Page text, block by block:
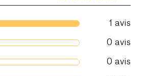
1 avis
0 avis
0 avis